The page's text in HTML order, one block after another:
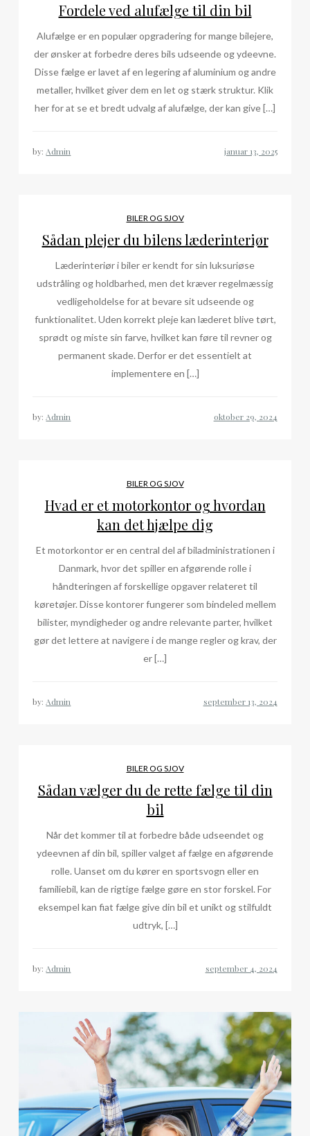
Fordele ved alufælge til din bil
Alufælge er en populær opgradering for mange bilejere,
der ønsker at forbedre deres bils udseende og ydeevne.
Disse fælge er lavet af en legering af aluminium og andre
metaller, hvilket giver dem en let og stærk struktur. Klik
her for at se et bredt udvalg af alufælge, der kan give […]
by: Admin
BILER OG SJOV
Sådan plejer du bilens læderinteriør
Læderinteriør i biler er kendt for sin luksuriøse
udstråling og holdbarhed, men det kræver regelmæssig
vedligeholdelse for at bevare sit udseende og
funktionalitet. Uden korrekt pleje kan læderet blive tørt,
sprødt og miste sin farve, hvilket kan føre til revner og
permanent skade. Derfor er det essentielt at
implementere en […]
by: Admin
BILER OG SJOV
Hvad er et motorkontor og hvordan
kan det hjælpe dig
Et motorkontor er en central del af biladministrationen i
Danmark, hvor det spiller en afgørende rolle i
håndteringen af forskellige opgaver relateret til
køretøjer. Disse kontorer fungerer som bindeled mellem
bilister, myndigheder og andre relevante parter, hvilket
gør det lettere at navigere i de mange regler og krav, der
er […]
by: Admin
BILER OG SJOV
Sådan vælger du de rette fælge til din
bil
Når det kommer til at forbedre både udseendet og
ydeevnen af din bil, spiller valget af fælge en afgørende
rolle. Uanset om du kører en sportsvogn eller en
familiebil, kan de rigtige fælge gøre en stor forskel. For
eksempel kan fiat fælge give din bil et unikt og stilfuldt
udtryk, […]
by: Admin